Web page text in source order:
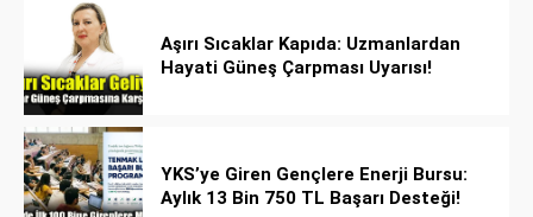
Aşırı Sıcaklar Kapıda: Uzmanlardan
Hayati Güneş Çarpması Uyarısı!
YKS’ye Giren Gençlere Enerji Bursu:
Aylık 13 Bin 750 TL Başarı Desteği!